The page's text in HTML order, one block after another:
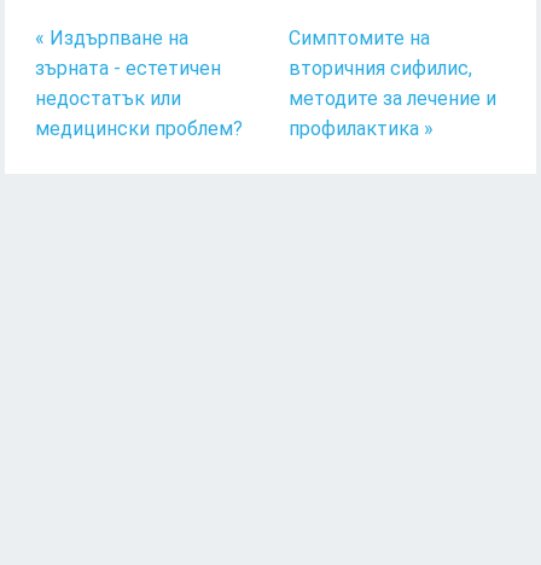
« Издърпване на
зърната - естетичен
недостатък или
медицински проблем?
Симптомите на
вторичния сифилис,
методите за лечение и
профилактика »